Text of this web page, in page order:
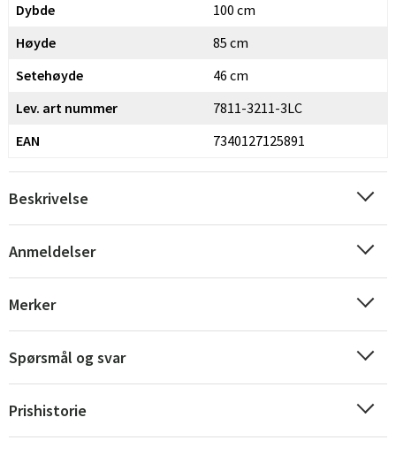
Sverige
Dybde
100 cm
Høyde
85 cm
Setehøyde
46 cm
Lev. art nummer
7811-3211-3LC
EAN
7340127125891
Beskrivelse
Anmeldelser
Merker
Spørsmål og svar
Prishistorie